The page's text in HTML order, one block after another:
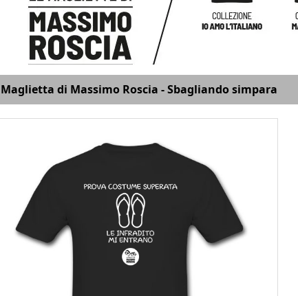
di Massimo Roscia - Sbagliando simpara